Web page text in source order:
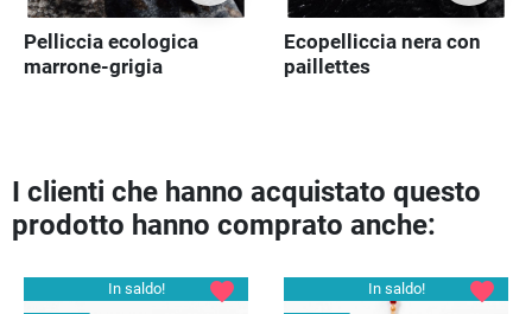
Pelliccia ecologica
marrone-grigia
Ecopelliccia nera con
paillettes
I clienti che hanno acquistato questo
prodotto hanno comprato anche:
In saldo!
favorite
In saldo!
favorite